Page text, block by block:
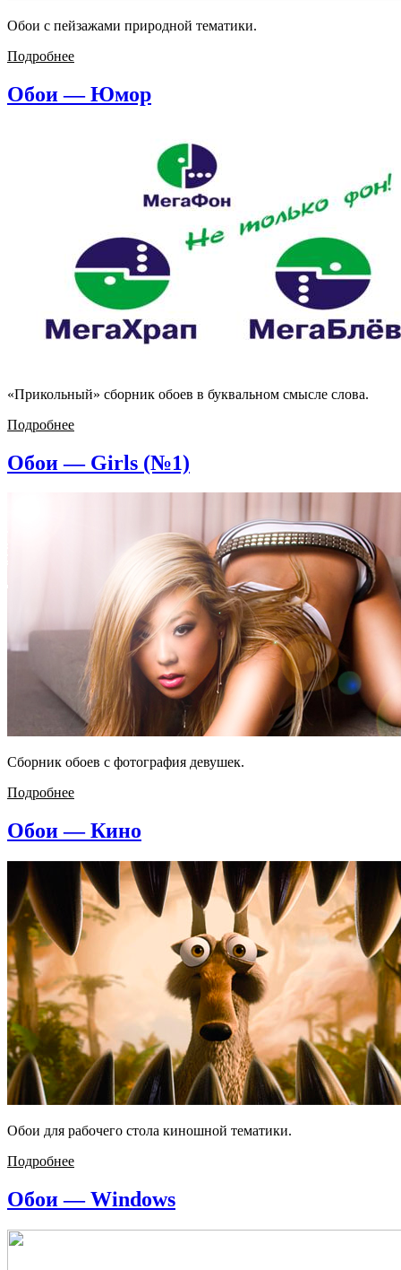
Обои с пейзажами природной тематики.
Подробнее
Обои — Юмор
«Прикольный» сборник обоев в буквальном смысле слова.
Подробнее
Обои — Girls (№1)
Сборник обоев с фотография девушек.
Подробнее
Обои — Кино
Обои для рабочего стола киношной тематики.
Подробнее
Обои — Windows